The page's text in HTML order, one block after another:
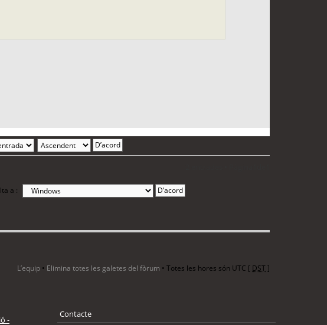
a :
L’equip • Elimina totes les galetes del fòrum • Totes les hores són UTC [ DST]
-
Contacte